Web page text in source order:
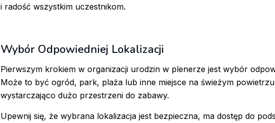
i radość wszystkim uczestnikom.
Wybór Odpowiedniej Lokalizacji
Pierwszym krokiem w organizacji urodzin w plenerze jest wybór
Może to być ogród, park, plaża lub inne miejsce na świeżym
wystarczająco dużo przestrzeni do zabawy.
Upewnij się, że wybrana lokalizacja jest bezpieczna, ma dostęp do